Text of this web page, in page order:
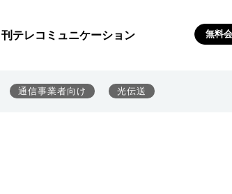
刊テレコミュニケーション 無料
通信事業者向け 光伝送